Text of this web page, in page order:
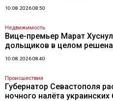
10.08.2026 08:50
Недвижимость
Вице-премьер Марат
дольщиков в целом решена
10.08.2026 08:40
Происшествия
Губернатор Севастополя
ночного налёта украинских